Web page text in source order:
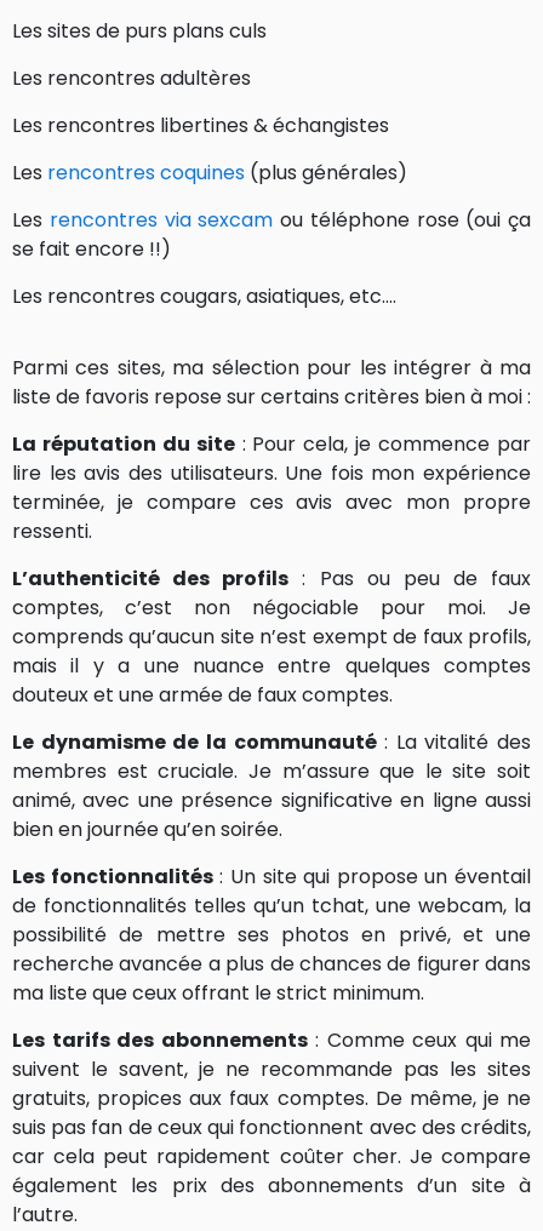
Les sites de purs plans culs
Les rencontres adultères
Les rencontres libertines & échangistes
Les rencontres coquines (plus générales)
Les rencontres via sexcam ou téléphone rose (oui ça
se fait encore !!)
Les rencontres cougars, asiatiques, etc….
Parmi ces sites, ma sélection pour les intégrer à ma
liste de favoris repose sur certains critères bien à moi :
La réputation du site: Pour cela, je commence par
lire les avis des utilisateurs. Une fois mon expérience
terminée, je compare ces avis avec mon propre
ressenti.
L’authenticité des profils : Pas ou peu de faux
comptes, c’est non négociable pour moi. Je
comprends qu’aucun site n’est exempt de faux profils,
mais il y a une nuance entre quelques comptes
douteux et une armée de faux comptes.
Le dynamisme de la communauté: La vitalité des
membres est cruciale. Je m’assure que le site soit
animé, avec une présence significative en ligne aussi
bien en journée qu’en soirée.
Les fonctionnalités: Un site qui propose un éventail
de fonctionnalités telles qu’un tchat, une webcam, la
possibilité de mettre ses photos en privé, et une
recherche avancée a plus de chances de figurer dans
ma liste que ceux offrant le strict minimum.
Les tarifs des abonnements: Comme ceux qui me
suivent le savent, je ne recommande pas les sites
gratuits, propices aux faux comptes. De même, je ne
suis pas fan de ceux qui fonctionnent avec des crédits,
car cela peut rapidement coûter cher. Je compare
également les prix des abonnements d’un site à
l’autre.